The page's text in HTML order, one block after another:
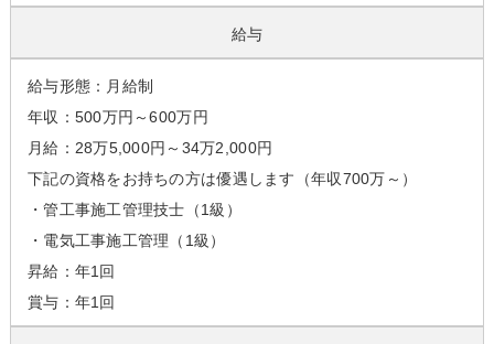
給与
給与形態：月給制
年収：500万円～600万円
月給：28万5,000円～34万2,000円
下記の資格をお持ちの方は優遇します（年収700万～）
・管工事施工管理技士（1級）
・電気工事施工管理（1級）
昇給：年1回
賞与：年1回